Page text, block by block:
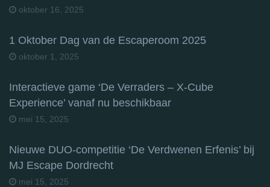
oktober 16, 2025
1 Oktober Dag van de Escaperoom 2025
oktober 1, 2025
Interactieve game ‘De Verraders – X-Cube
Experience’ vanaf nu beschikbaar
mei 15, 2025
Nieuwe DUO-competitie ‘De Verdwenen Erfenis’ bij
MJ Escape Dordrecht
mei 15, 2025